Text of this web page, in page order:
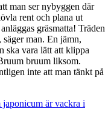
man ser nybyggen där
rent och plana ut
gräsmatta! Träden
man. En jämn,
ska vara lätt att klippa
bruum liksom.
inte att man tänkt på